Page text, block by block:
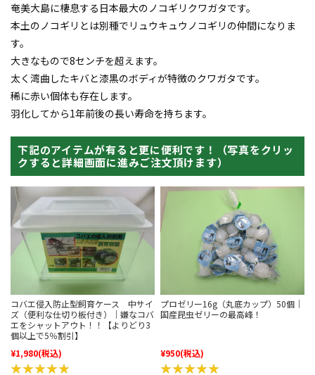
奄美大島に棲息する日本最大のノコギリクワガタです。
本土のノコギリとは別種でリュウキュウノコギリの仲間になりま
す。
大きなもので8センチを超えます。
太く湾曲したキバと漆黒のボディが特徴のクワガタです。
稀に赤い個体も存在します。
羽化してから1年前後の長い寿命を持ちます。
下記のアイテムが有ると更に便利です！（写真をクリッ
クすると詳細画面に進みご注文頂けます）
コバエ侵入防止型飼育ケース 中サイ
ズ（便利な仕切り板付き）｜嫌なコバ
エをシャットアウト！！【よりどり3
個以上で5％割引】
¥1,980(税込)
★★★★★
★★★★★
プロゼリー16g（丸底カップ）50個｜
国産昆虫ゼリーの最高峰！
¥950(税込)
★★★★★
★★★★★